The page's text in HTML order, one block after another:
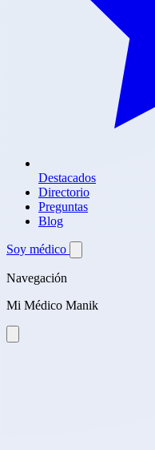
Destacados
Directorio
Preguntas
Blog
Soy médico
Navegación
Mi Médico Manik